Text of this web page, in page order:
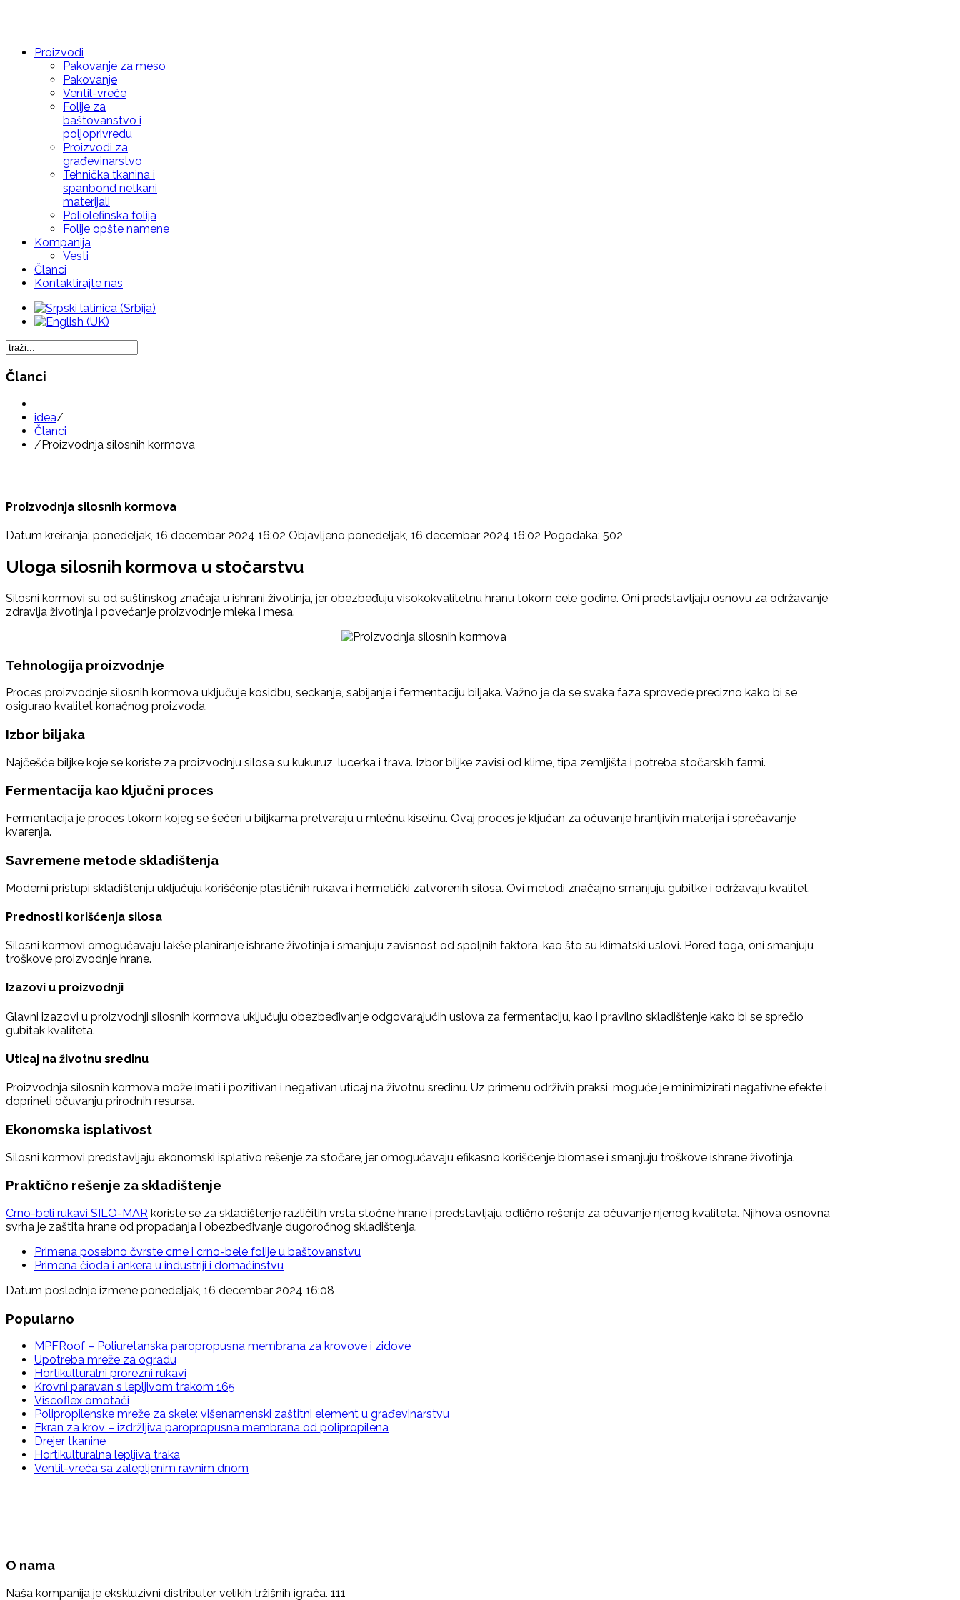
Proizvodi
Pakovanje za meso
Pakovanje
Ventil-vreće
Folije za
baštovanstvo i
poljoprivredu
Proizvodi za
građevinarstvo
Tehnička tkanina i
spanbond netkani
materijali
Poliolefinska folija
Folije opšte namene
Kompanija
Vesti
Članci
Kontaktirajte nas
Članci
idea/
Članci
/ Proizvodnja silosnih kormova
Proizvodnja silosnih kormova
Datum kreiranja: ponedeljak, 16 decembar 2024 16:02 Objavljeno ponedeljak, 16 decembar 2024 16:02 Pogodaka: 502
Uloga silosnih kormova u stočarstvu
Silosni kormovi su od suštinskog značaja u ishrani životinja, jer obezbeđuju visokokvalitetnu hranu tokom cele godine. Oni predstavljaju osnovu za održavanje
zdravlja životinja i povećanje proizvodnje mleka i mesa.
Tehnologija proizvodnje
Proces proizvodnje silosnih kormova uključuje kosidbu, seckanje, sabijanje i fermentaciju biljaka. Važno je da se svaka faza sprovede precizno kako bi se
osigurao kvalitet konačnog proizvoda.
Izbor biljaka
Najčešće biljke koje se koriste za proizvodnju silosa su kukuruz, lucerka i trava. Izbor biljke zavisi od klime, tipa zemljišta i potreba stočarskih farmi.
Fermentacija kao ključni proces
Fermentacija je proces tokom kojeg se šećeri u biljkama pretvaraju u mlečnu kiselinu. Ovaj proces je ključan za očuvanje hranljivih materija i sprečavanje
kvarenja.
Savremene metode skladištenja
Moderni pristupi skladištenju uključuju korišćenje plastičnih rukava i hermetički zatvorenih silosa. Ovi metodi značajno smanjuju gubitke i održavaju kvalitet.
Prednosti korišćenja silosa
Silosni kormovi omogućavaju lakše planiranje ishrane životinja i smanjuju zavisnost od spoljnih faktora, kao što su klimatski uslovi. Pored toga, oni smanjuju
troškove proizvodnje hrane.
Izazovi u proizvodnji
Glavni izazovi u proizvodnji silosnih kormova uključuju obezbeđivanje odgovarajućih uslova za fermentaciju, kao i pravilno skladištenje kako bi se sprečio
gubitak kvaliteta.
Uticaj na životnu sredinu
Proizvodnja silosnih kormova može imati i pozitivan i negativan uticaj na životnu sredinu. Uz primenu održivih praksi, moguće je minimizirati negativne efekte i
doprineti očuvanju prirodnih resursa.
Ekonomska isplativost
Silosni kormovi predstavljaju ekonomski isplativo rešenje za stočare, jer omogućavaju efikasno korišćenje biomase i smanjuju troškove ishrane životinja.
Praktično rešenje za skladištenje
Crno-beli rukavi SILO-MAR koriste se za skladištenje različitih vrsta stočne hrane i predstavljaju odlično rešenje za očuvanje njenog kvaliteta. Njihova osnovna
svrha je zaštita hrane od propadanja i obezbeđivanje dugoročnog skladištenja.
Primenа posebno čvrste crne i crno-bele folije u baštovanstvu
Primenа čioda i ankera u industriji i domaćinstvu
Datum poslednje izmene ponedeljak, 16 decembar 2024 16:08
Popularno
MPFRoof – Poliuretanska paropropusna membrana za krovove i zidove
Upotreba mreže za ogradu
Hortikulturalni prorezni rukavi
Krovni paravan s lepljivom trakom 165
Viscoflex omotači
Polipropilenske mreže za skele: višenamenski zaštitni element u građevinarstvu
Ekran za krov – izdržljiva paropropusna membrana od polipropilena
Drejer tkanine
Hortikulturalna lepljiva traka
Ventil-vreća sa zalepljenim ravnim dnom
O nama
Naša kompanija je ekskluzivni distributer velikih tržišnih igrača. 111